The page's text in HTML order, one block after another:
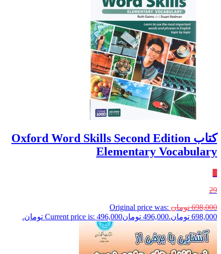
کتاب Oxford Word Skills Second Edition
Elementary Vocabulary
29
698,000 تومان Original price was:
698,000 تومان.
496,000 تومانCurrent price is: 496,000 تومان.